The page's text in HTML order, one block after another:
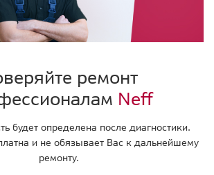
ремонт
Neff
будет определена после диагностики.
и не обязывает Вас к дальнейшему
ремонту.